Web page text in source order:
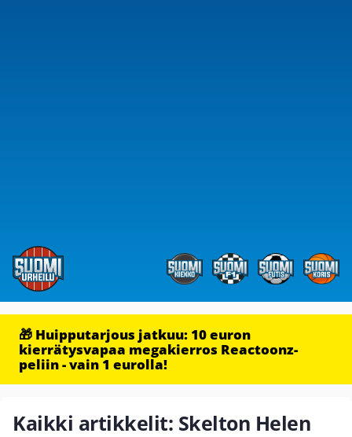
🎁 Huipputarjous jatkuu: 10 euron
kierrätysvapaa megakierros Reactoonz-
peliin - vain 1 eurolla!
Kaikki artikkelit: Skelton Helen